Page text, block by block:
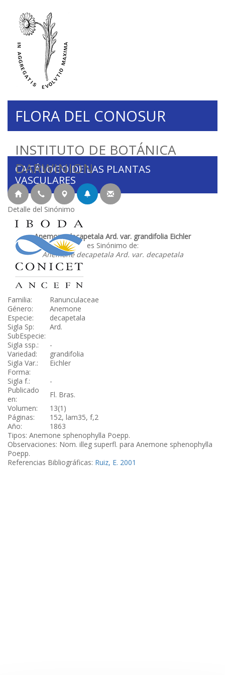
INSTITUTO DE BOTÁNICA
DARWINION
FLORA DEL CONOSUR
CATÁLOGO DE LAS PLANTAS
VASCULARES
Detalle del Sinónimo
Anemone decapetala Ard. var. grandifolia Eichler
es Sinónimo de:
Anemone decapetala Ard. var. decapetala
Familia:
Ranunculaceae
Género:
Anemone
Especie:
decapetala
Sigla Sp:
Ard.
SubEspecie:
Sigla ssp.:
-
Variedad:
grandifolia
Sigla Var.:
Eichler
Forma:
Sigla f.:
-
Publicado
en:
Fl. Bras.
Volumen:
13(1)
Páginas:
152, lam35, f,2
Año:
1863
Tipos: Anemone sphenophylla Poepp.
Observaciones: Nom. illeg superfl. para Anemone sphenophylla
Poepp.
Referencias Bibliográficas: Ruiz, E. 2001